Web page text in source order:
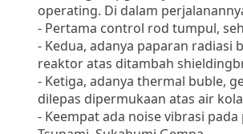
operating. Di dalam
- Pertama control rod tumpul,
- Kedua, adanya paparan
reaktor atas ditambah
- Ketiga, adanya thermal buble,
dilepas dipermukaan atas air
- Keempat ada noise vibrasi